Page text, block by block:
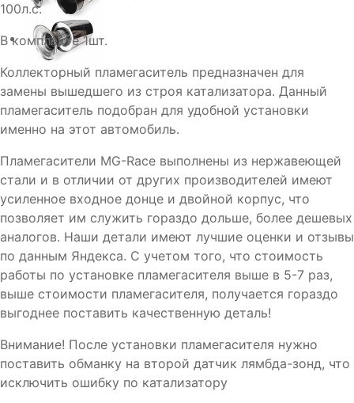
100л.с.
В комплекте 1шт.
Коллекторный пламегаситель предназначен для
замены вышедшего из строя катализатора. Данный
пламегаситель подобран для удобной установки
именно на этот автомобиль.
Пламегасители MG-Race выполнены из нержавеющей
стали и в отличии от других производителей имеют
усиленное входное донце и двойной корпус, что
позволяет им служить гораздо дольше, более дешевых
аналогов. Наши детали имеют лучшие оценки и отзывы
по данным Яндекса. С учетом того, что стоимость
работы по установке пламегасителя выше в 5-7 раз,
выше стоимости пламегасителя, получается гораздо
выгоднее поставить качественную деталь!
Внимание! После установки пламегасителя нужно
поставить обманку на второй датчик лямбда-зонд, что
исключить ошибку по катализатору